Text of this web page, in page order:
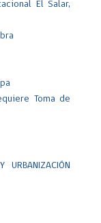
El Salar,
Toma de
URBANIZACIÓN